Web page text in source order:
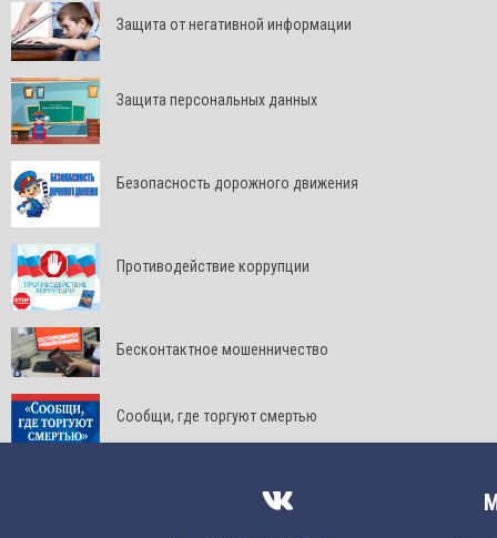
Защита от негативной информации
Защита персональных данных
Безопасность дорожного движения
Противодействие коррупции
Бесконтактное мошенничество
Сообщи, где торгуют смертью